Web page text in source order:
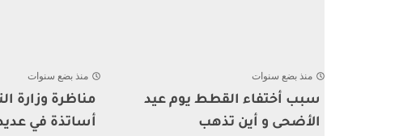
منذ بضع سنوات
سبب أختفاء القطط يوم عيد
الأضحى و أين تذهب
منذ بضع سنوات
مناظرة وزارة
أساتذة في